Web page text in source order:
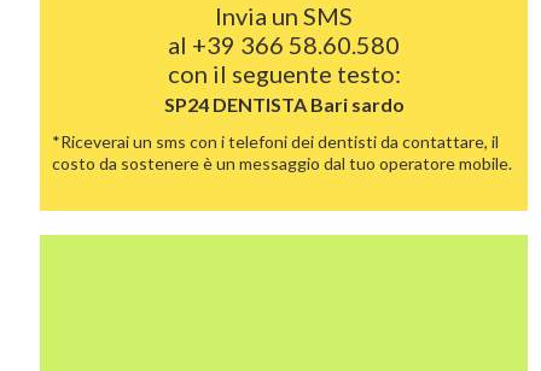
Invia un SMS
al +39 366 58.60.580
con il seguente testo:
SP24 DENTISTA Bari sardo
*Riceverai un sms con i telefoni dei dentisti da contattare, il
costo da sostenere è un messaggio dal tuo operatore mobile.